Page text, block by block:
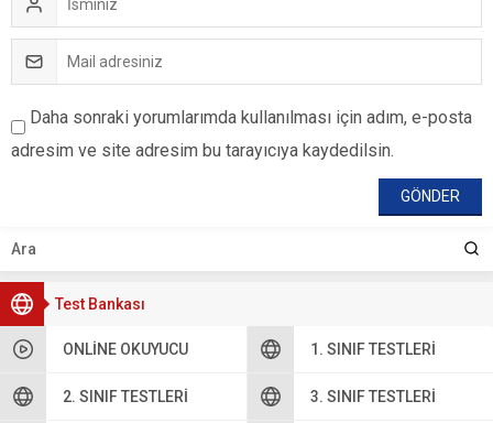
Test Bankası
ONLINE OKUYUCU 1. SINIF TESTLERI
2. SINIF TESTLERI 3. SINIF TESTLERI
Daha sonraki yorumlarımda kullanılması için adım, e-posta
adresim ve site adresim bu tarayıcıya kaydedilsin.